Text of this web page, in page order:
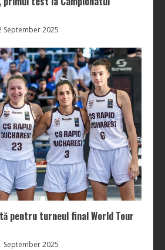
September 2025
pentru turneul final World Tour
September 2025